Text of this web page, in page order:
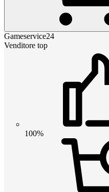
Gameservice24
Venditore top
100%